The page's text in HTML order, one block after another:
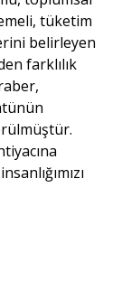
tüketim
belirleyen
farklılık